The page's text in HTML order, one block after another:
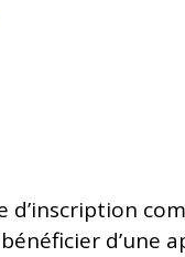
d’une